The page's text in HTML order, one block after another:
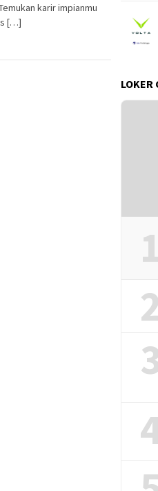
karir impianmu
[…]
LOKER